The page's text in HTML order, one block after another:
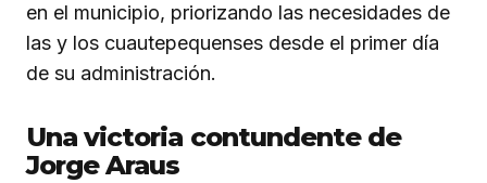
en el municipio, priorizando las necesidades de
las y los cuautepequenses desde el primer día
de su administración.
Una victoria contundente de
Jorge Araus